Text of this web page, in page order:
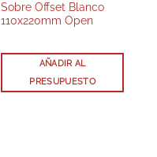
Sobre Offset Blanco
110x220mm Open
AÑADIR AL
PRESUPUESTO